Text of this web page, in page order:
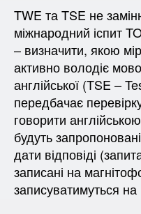
TWE та TSE не
міжнародний іспит
– визначити, якою
активно володіє
англійської (TSE –
передбачає
говорити
будуть
дати відповіді
записані на
записуватимуться на